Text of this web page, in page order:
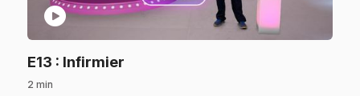
play_circle
E13 : Infirmier
2 min